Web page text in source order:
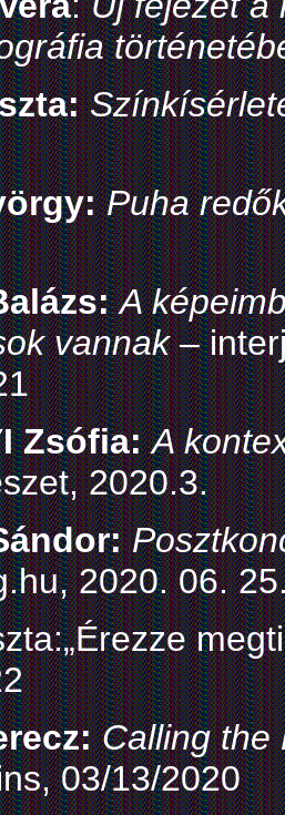
Puha
A
vannak–
Zsófia: A
2020.3.
2020. 06.
Calling the
03/13/2020